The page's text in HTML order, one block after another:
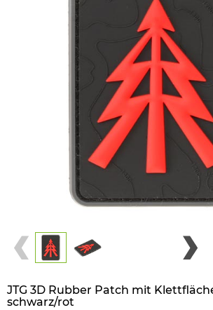
JTG 3D Rubber Patch mit
schwarz/rot